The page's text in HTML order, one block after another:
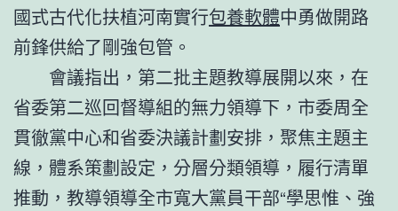
國式古代化扶植河南實行包養軟體中勇做開路
前鋒供給了剛強包管。
會議指出，第二批主題教導展開以來，在
省委第二巡回督導組的無力領導下，市委周全
貫徹黨中心和省委決議計劃安排，聚焦主題主
線，體系策劃設定，分層分類領導，履行清單
推動，教導領導全市寬大黨員干部“學思惟、強